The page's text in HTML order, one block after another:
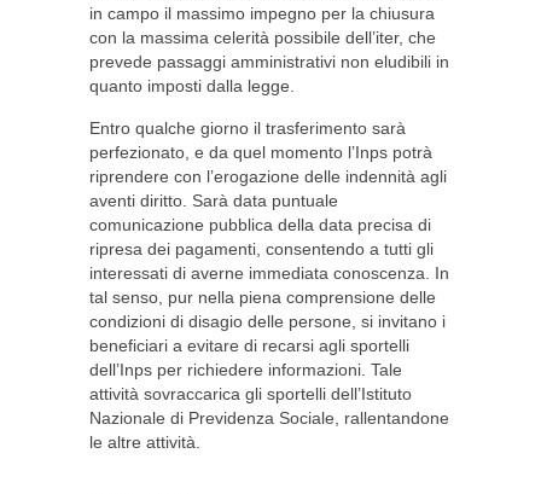
in campo il massimo impegno per la chiusura
con la massima celerità possibile dell’iter, che
prevede passaggi amministrativi non eludibili in
quanto imposti dalla legge.
Entro qualche giorno il trasferimento sarà
perfezionato, e da quel momento l’Inps potrà
riprendere con l’erogazione delle indennità agli
aventi diritto. Sarà data puntuale
comunicazione pubblica della data precisa di
ripresa dei pagamenti, consentendo a tutti gli
interessati di averne immediata conoscenza. In
tal senso, pur nella piena comprensione delle
condizioni di disagio delle persone, si invitano i
beneficiari a evitare di recarsi agli sportelli
dell’Inps per richiedere informazioni. Tale
attività sovraccarica gli sportelli dell’Istituto
Nazionale di Previdenza Sociale, rallentandone
le altre attività.